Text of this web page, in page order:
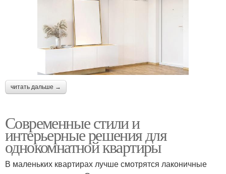
читать дальше →
Современные стили и
интерьерные решения для
однокомнатной квартиры
В маленьких квартирах лучше смотрятся лаконичные